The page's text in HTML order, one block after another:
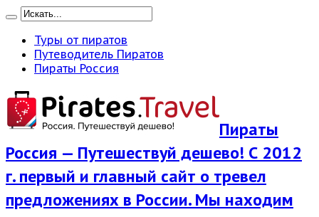
Туры от пиратов
Путеводитель Пиратов
Пираты Россия
Пираты
Россия — Путешествуй дешево! С 2012
г. первый и главный сайт о тревел
предложениях в России. Мы находим